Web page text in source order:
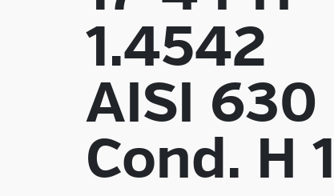
1.4542
AISI 630
Cond. H